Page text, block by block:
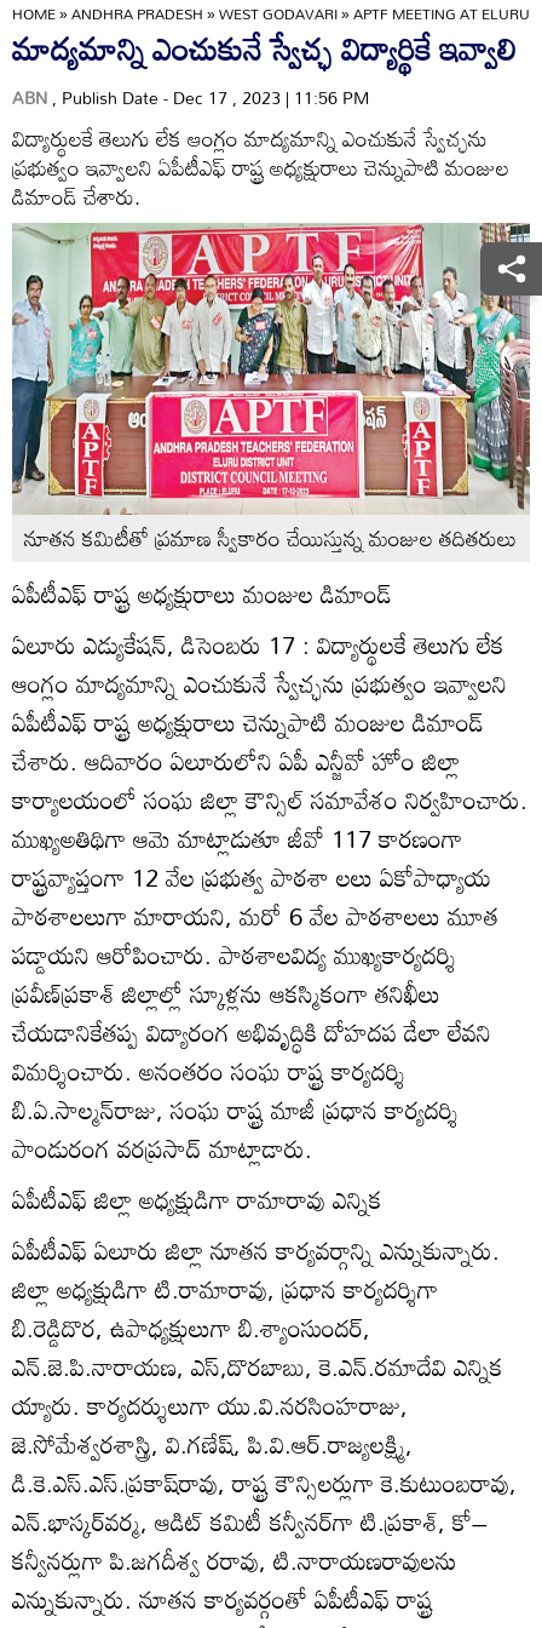
HOME»ANDHRA PRADESH»WEST GODAVARI»APTF MEETING AT ELURU
మాద్యమాన్ని ఎంచుకునే స్వేచ్ఛ విద్యార్థికే ఇవ్వాలి
ABN, Publish Date - Dec 17 , 2023 | 11:56 PM
విద్యార్థులకే తెలుగు లేక ఆంగ్లం మాద్యమాన్ని ఎంచుకునే స్వేచ్ఛను
ప్రభుత్వం ఇవ్వాలని ఏపీటీఎఫ్‌ రాష్ట్ర అధ్యక్షురాలు చెన్నుపాటి మంజుల
డిమాండ్‌ చేశారు.
నూతన కమిటీతో ప్రమాణ స్వీకారం చేయిస్తున్న మంజుల తదితరులు
ఏపీటీఎఫ్‌ రాష్ట్ర అధ్యక్షురాలు మంజుల డిమాండ్‌
ఏలూరు ఎడ్యుకేషన్‌, డిసెంబరు 17 : విద్యార్థులకే తెలుగు లేక
ఆంగ్లం మాద్యమాన్ని ఎంచుకునే స్వేచ్ఛను ప్రభుత్వం ఇవ్వాలని
ఏపీటీఎఫ్‌ రాష్ట్ర అధ్యక్షురాలు చెన్నుపాటి మంజుల డిమాండ్‌
చేశారు. ఆదివారం ఏలూరులోని ఏపీ ఎన్జీవో హోం జిల్లా
కార్యాలయంలో సంఘ జిల్లా కౌన్సిల్‌ సమావేశం నిర్వహించారు.
ముఖ్యఅతిథిగా ఆమె మాట్లాడుతూ జీవో 117 కారణంగా
రాష్ట్రవ్యాప్తంగా 12 వేల ప్రభుత్వ పాఠశా లలు ఏకోపాధ్యాయ
పాఠశాలలుగా మారాయని, మరో 6 వేల పాఠశాలలు మూత
పడ్డాయని ఆరోపించారు. పాఠశాలవిద్య ముఖ్యకార్యదర్శి
ప్రవీణ్‌ప్రకాశ్‌ జిల్లాల్లో స్కూళ్లను ఆకస్మికంగా తనిఖీలు
చేయడానికేతప్ప విద్యారంగ అభివృద్ధికి దోహదప డేలా లేవని
విమర్శించారు. అనంతరం సంఘ రాష్ట్ర కార్యదర్శి
బి.ఏ.సాల్మన్‌రాజు, సంఘ రాష్ట్ర మాజీ ప్రధాన కార్యదర్శి
పాండురంగ వరప్రసాద్‌ మాట్లాడారు.
ఏపీటీఎఫ్‌ జిల్లా అధ్యక్షుడిగా రామారావు ఎన్నిక
ఏపీటీఎఫ్‌ ఏలూరు జిల్లా నూతన కార్యవర్గాన్ని ఎన్నుకున్నారు.
జిల్లా అధ్యక్షుడిగా టి.రామారావు, ప్రధాన కార్యదర్శిగా
బి.రెడ్డిదొర, ఉపాధ్యక్షులుగా బి.శ్యాంసుందర్‌,
ఎన్‌.జె.పి.నారాయణ, ఎస్‌,దొరబాబు, కె.ఎన్‌.రమాదేవి ఎన్నిక
య్యారు. కార్యదర్శులుగా యు.వి.నరసింహరాజు,
జె.సోమేశ్వరశాస్త్రి, వి.గణేష్‌, పి.వి.ఆర్‌.రాజ్యలక్ష్మి,
డి.కె.ఎస్‌.ఎస్‌.ప్రకాష్‌రావు, రాష్ట్ర కౌన్సిలర్లుగా కె.కుటుంబరావు,
ఎన్‌.భాస్కర్‌వర్మ, ఆడిట్‌ కమిటీ కన్వీనర్‌గా టి.ప్రకాశ్‌, కో–
కన్వీనర్లుగా పి.జగదీశ్వ రరావు, టి.నారాయణరావులను
ఎన్నుకున్నారు. నూతన కార్యవర్గంతో ఏపీటీఎఫ్‌ రాష్ట్ర